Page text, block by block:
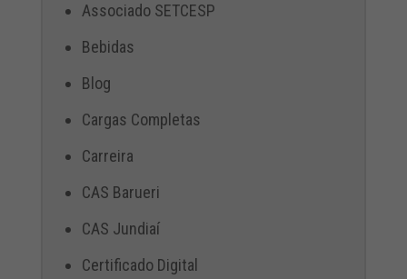
Associado SETCESP
Bebidas
Blog
Cargas Completas
Carreira
CAS Barueri
CAS Jundiaí
Certificado Digital